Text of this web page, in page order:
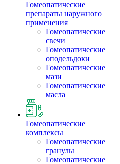
Гомеопатические
препараты наружного
применения
Гомеопатические
свечи
Гомеопатические
оподельдоки
Гомеопатические
мази
Гомеопатические
масла
Гомеопатические
комплексы
Гомеопатические
гранулы
Гомеопатические